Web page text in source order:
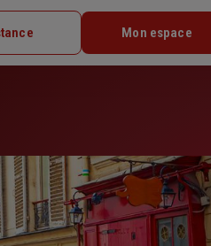
Mon espace